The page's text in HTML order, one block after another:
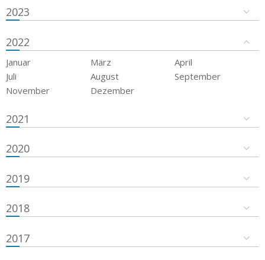
2023
2022
Januar März
April
Juli
August
September
November
Dezember
2021
2020
2019
2018
2017